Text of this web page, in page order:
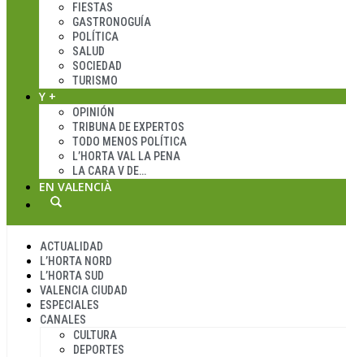
FIESTAS
GASTRONOGUÍA
POLÍTICA
SALUD
SOCIEDAD
TURISMO
Y +
OPINIÓN
TRIBUNA DE EXPERTOS
TODO MENOS POLÍTICA
L’HORTA VAL LA PENA
LA CARA V DE…
EN VALENCIÀ
ACTUALIDAD
L’HORTA NORD
L’HORTA SUD
VALENCIA CIUDAD
ESPECIALES
CANALES
CULTURA
DEPORTES